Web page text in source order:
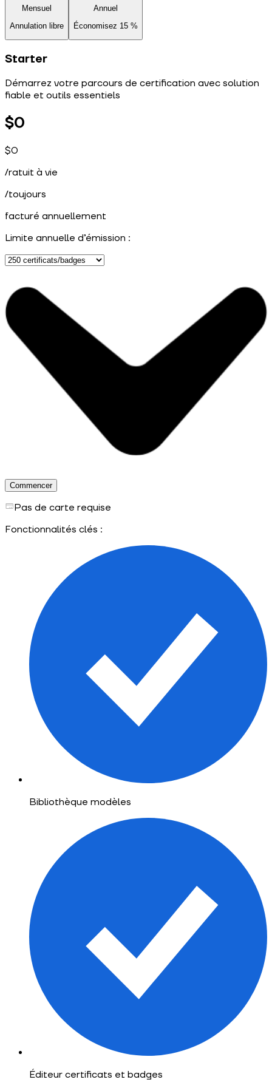
Mensuel
Annulation libre
Annuel
Économisez 15 %
Starter
Démarrez votre parcours de certification avec solution
fiable et outils essentiels
$0
$0
/ratuit à vie
/toujours
facturé annuellement
Limite annuelle d’émission :
Commencer
Pas de carte requise
Fonctionnalités clés :
Bibliothèque modèles
Éditeur certificats et badges